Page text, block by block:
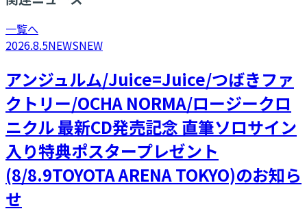
一覧へ
2026.8.5NEWSNEW
アンジュルム/Juice=Juice/つばきファ
クトリー/OCHA NORMA/ロージークロ
ニクル 最新CD発売記念 直筆ソロサイン
入り特典ポスタープレゼント
(8/8.9TOYOTA ARENA TOKYO)のお知ら
せ